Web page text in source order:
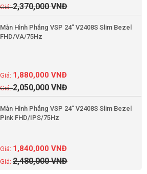
2,370,000VNĐ
Màn Hình Phẳng VSP 24'' V2408S Slim Bezel
FHD/VA/75Hz
2,050,000VNĐ
1,880,000VNĐ
Màn Hình Phẳng VSP 24'' V2408S Slim Bezel
Pink FHD/IPS/75Hz
2,480,000VNĐ
1,840,000VNĐ